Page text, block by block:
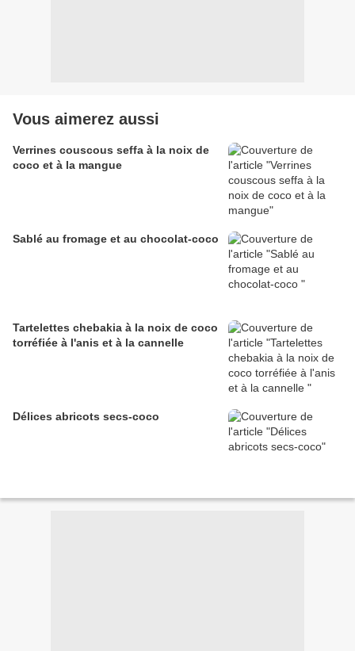
Vous aimerez aussi
Verrines couscous seffa à la noix de
coco et à la mangue
Sablé au fromage et au chocolat-coco
Tartelettes chebakia à la noix de coco
torréfiée à l'anis et à la cannelle
Délices abricots secs-coco